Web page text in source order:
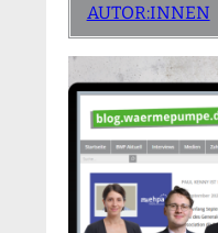
AUTOR:INNEN